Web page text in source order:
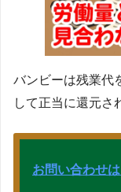
バンビーは残業代
して正当に還元さ
お問い合わせ